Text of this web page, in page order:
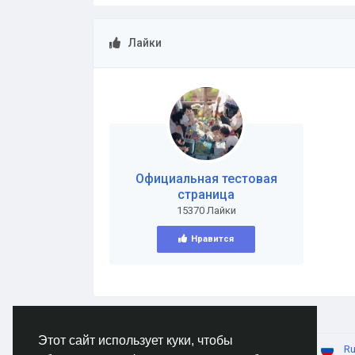
Этот сайт использует куки, чтобы
Лайки
Официальная тестовая
страница
15370 Лайки
Нравится
© 2026 AnimeSocial.SU - Первая аниме сеть!